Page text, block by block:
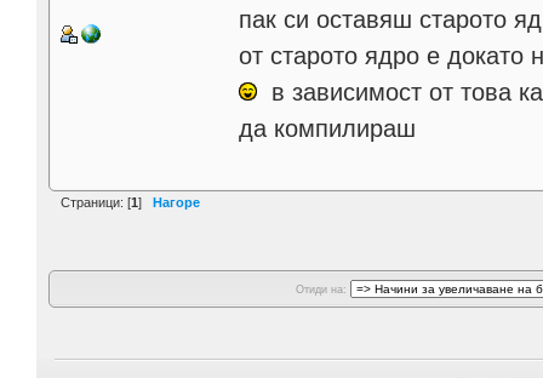
пак си оставяш старото
от старото ядро е
в зависимост от това
да компилираш
Страници: [1] Нагоре
Отиди на: